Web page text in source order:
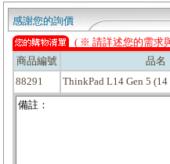
感謝您的詢價
( ※ 請詳述您的需求
商品編號
品名
88291
ThinkPad L14 Gen 5